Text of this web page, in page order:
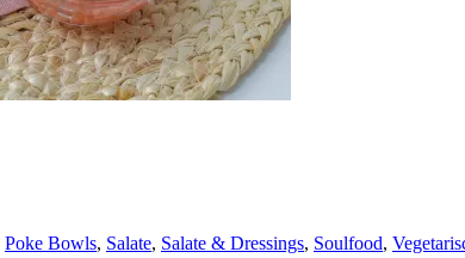
Poke Bowls, Salate, Salate & Dressings, Soulfood,